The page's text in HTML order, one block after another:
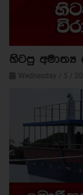
හිටපු අමාත්‍ය
Wednesday / 5 /